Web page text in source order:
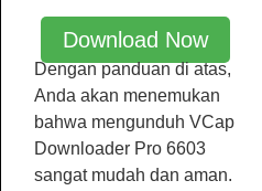
Download Now
Dengan panduan di atas,
Anda akan menemukan
bahwa mengunduh VCap
Downloader Pro 6603
sangat mudah dan aman.